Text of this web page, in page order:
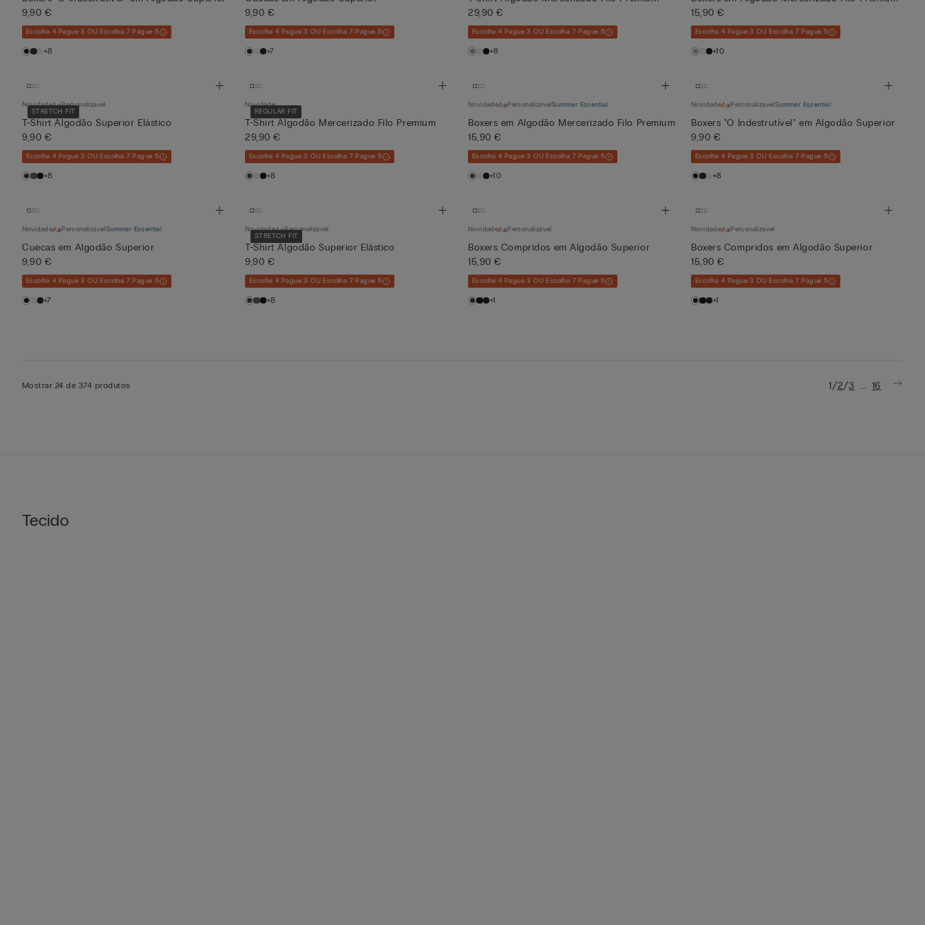
9,90 €
Escolha 4 Pague 3 OU Escolha 7 Pague 5
+8
9,90 €
Escolha 4 Pague 3 OU Escolha 7 Pague 5
+7
29,90 €
Escolha 4 Pague 3 OU Escolha 7 Pague 5
+8
15,90 €
Escolha 4 Pague 3 OU Escolha 7 Pague 5
+10
STRETCH FIT
Novidade Personalizável
T-Shirt Algodão Superior Elástico
9,90 €
Escolha 4 Pague 3 OU Escolha 7 Pague 5
+8
REGULAR FIT
Novidade
T-Shirt Algodão Mercerizado Filo Premium
29,90 €
Escolha 4 Pague 3 OU Escolha 7 Pague 5
+8
Novidade PersonalizávelSummer Essential
Boxers em Algodão Mercerizado Filo Premium
15,90 €
Escolha 4 Pague 3 OU Escolha 7 Pague 5
+10
Novidade PersonalizávelSummer Essential
Boxers "O Indestrutível" em Algodão Superior
9,90 €
Escolha 4 Pague 3 OU Escolha 7 Pague 5
+8
Novidade PersonalizávelSummer Essential
Cuecas em Algodão Superior
9,90 €
Escolha 4 Pague 3 OU Escolha 7 Pague 5
+7
STRETCH FIT
Novidade Personalizável
T-Shirt Algodão Superior Elástico
9,90 €
Escolha 4 Pague 3 OU Escolha 7 Pague 5
+8
Novidade Personalizável
Boxers Compridos em Algodão Superior
15,90 €
Escolha 4 Pague 3 OU Escolha 7 Pague 5
+1
Novidade Personalizável
Boxers Compridos em Algodão Superior
15,90 €
Escolha 4 Pague 3 OU Escolha 7 Pague 5
+1
Mostrar 24 de 374 produtos 1/2/3 ... 16
Tecido